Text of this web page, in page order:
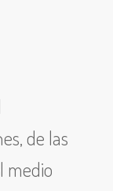
de las
medio